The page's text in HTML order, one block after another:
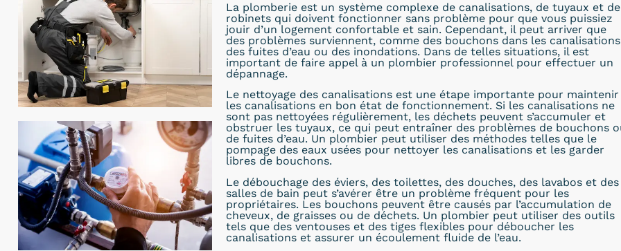
La plomberie est un système complexe de canalisations, de tuyaux et de
robinets qui doivent fonctionner sans problème pour que vous puissiez
jouir d’un logement confortable et sain. Cependant, il peut arriver que
des problèmes surviennent, comme des bouchons dans les
des fuites d’eau ou des inondations. Dans de telles situations, il est
important de faire appel à un plombier professionnel pour effectuer un
dépannage.
Le nettoyage des canalisations est une étape importante pour maintenir
les canalisations en bon état de fonctionnement. Si les canalisations ne
sont pas nettoyées régulièrement, les déchets peuvent s’accumuler et
obstruer les tuyaux, ce qui peut entraîner des problèmes de bouchons
de fuites d’eau. Un plombier peut utiliser des méthodes telles que le
pompage des eaux usées pour nettoyer les canalisations et les garder
libres de bouchons.
Le débouchage des éviers, des toilettes, des douches, des lavabos et des
salles de bain peut s’avérer être un problème fréquent pour les
propriétaires. Les bouchons peuvent être causés par l’accumulation de
cheveux, de graisses ou de déchets. Un plombier peut utiliser des outils
tels que des ventouses et des tiges flexibles pour déboucher les
canalisations et assurer un écoulement fluide de l’eau.